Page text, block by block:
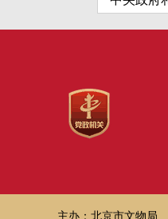
主办：北京市文物局